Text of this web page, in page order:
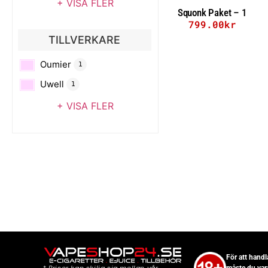
+ VISA FLER
TILLVERKARE
Oumier 1
Uwell 1
+ VISA FLER
Squonk Paket – 1
799.00kr
För att